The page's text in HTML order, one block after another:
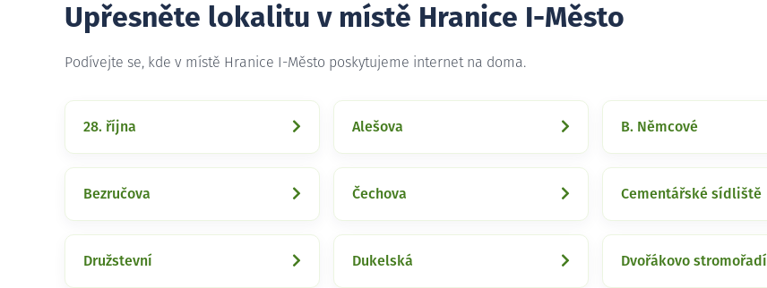
Upřesněte lokalitu v místě Hranice I-Město
Podívejte se, kde v místě Hranice I-Město poskytujeme internet na doma.
28. října Alešova B. Němcové
Bezručova Čechova Cementářské sídliště
Družstevní Dukelská Dvořákovo stromořadí